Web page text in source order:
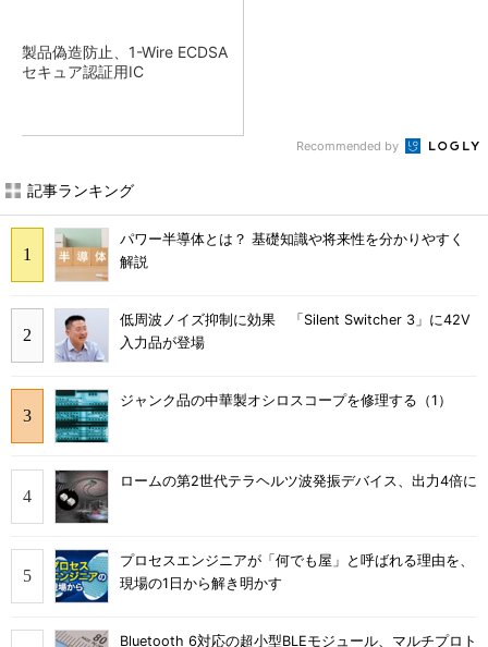
製品偽造防止、1-Wire ECDSA
セキュア認証用IC
Recommended by
記事ランキング
パワー半導体とは？ 基礎知識や将来性を分かりやすく
解説
低周波ノイズ抑制に効果 「Silent Switcher 3」に42V
入力品が登場
ジャンク品の中華製オシロスコープを修理する（1）
ロームの第2世代テラヘルツ波発振デバイス、出力4倍に
プロセスエンジニアが「何でも屋」と呼ばれる理由を、
現場の1日から解き明かす
Bluetooth 6対応の超小型BLEモジュール、マルチプロト